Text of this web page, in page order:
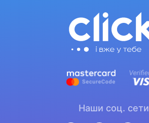
Наши соц. сети